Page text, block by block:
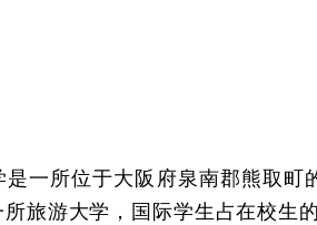
是一所位于大阪府泉南郡熊取町
所旅游大学，国际学生占在校生